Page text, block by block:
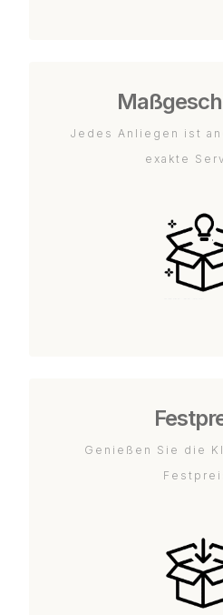
Jedes Anliegen ist
exakte
Genießen Sie die